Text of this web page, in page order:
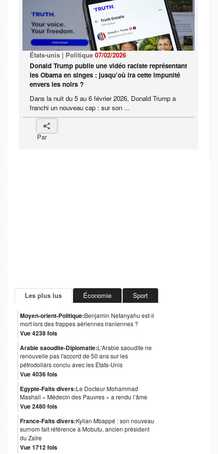
États-unis | Politique 07/02/2026
Donald Trump publie une vidéo raciste représentant
les Obama en singes : jusqu’où ira cette impunité
envers les noirs ?
Dans la nuit du 5 au 6 février 2026, Donald Trump a
franchi un nouveau cap : sur son ...
Par
Les plus lus Économie Sport
Moyen-orient-Politique:Benjamin Netanyahu est-il
mort lors des frappes aériennes iraniennes ?
Vue 4238 fois
Arabie saoudite-Diplomatie:L'Arabie saoudite ne
renouvelle pas l'accord de 50 ans sur les
pétrodollars conclu avec les États-Unis
Vue 4036 fois
Egypte-Faits divers:Le Docteur Mohammad
Mashali « Médecin des Pauvres » a rendu l’âme
Vue 2480 fois
France-Faits divers:Kylian Mbappé : son nouveau
surnom fait référence à Mobutu, ancien président
du Zaïre
Vue 1712 fois